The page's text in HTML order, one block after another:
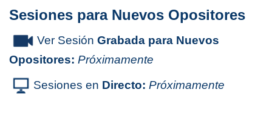
Sesiones para Nuevos Opositores
Ver Sesión Grabada para Nuevos
Opositores: Próximamente
Sesiones en Directo: Próximamente